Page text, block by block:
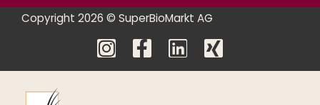
Copyright 2026 © SuperBioMarkt AG